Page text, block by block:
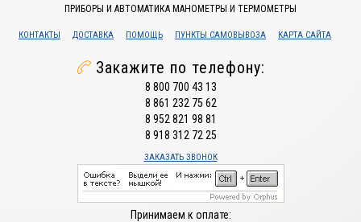
ПРИБОРЫ И АВТОМАТИКА МАНОМЕТРЫ И ТЕРМОМЕТРЫ
КОНТАКТЫ ДОСТАВКА ПОМОЩЬ ПУНКТЫ САМОВЫВОЗА КАРТА САЙТА
Закажите по телефону:
8 800 700 43 13
8 861 232 75 62
8 952 821 98 81
8 918 312 72 25
ЗАКАЗАТЬ ЗВОНОК
Принимаем к оплате: